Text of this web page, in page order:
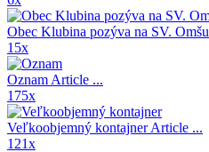
Obec Klubina pozýva na SV. Omšu
15x
Oznam Article ...
175x
Veľkoobjemný kontajnerArticle ...
121x